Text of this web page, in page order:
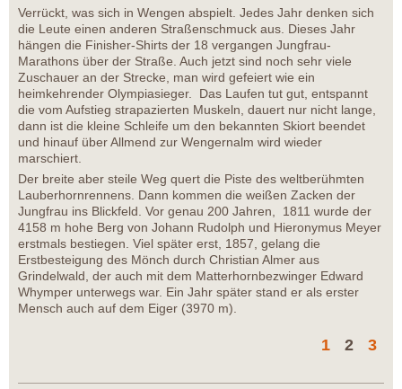
Verrückt, was sich in Wengen abspielt. Jedes Jahr denken sich
die Leute einen anderen Straßenschmuck aus. Dieses Jahr
hängen die Finisher-Shirts der 18 vergangen Jungfrau-
Marathons über der Straße. Auch jetzt sind noch sehr viele
Zuschauer an der Strecke, man wird gefeiert wie ein
heimkehrender Olympiasieger. Das Laufen tut gut, entspannt
die vom Aufstieg strapazierten Muskeln, dauert nur nicht lange,
dann ist die kleine Schleife um den bekannten Skiort beendet
und hinauf über Allmend zur Wengernalm wird wieder
marschiert.
Der breite aber steile Weg quert die Piste des weltberühmten
Lauberhornrennens. Dann kommen die weißen Zacken der
Jungfrau ins Blickfeld. Vor genau 200 Jahren, 1811 wurde der
4158 m hohe Berg von Johann Rudolph und Hieronymus Meyer
erstmals bestiegen. Viel später erst, 1857, gelang die
Erstbesteigung des Mönch durch Christian Almer aus
Grindelwald, der auch mit dem Matterhornbezwinger Edward
Whymper unterwegs war. Ein Jahr später stand er als erster
Mensch auch auf dem Eiger (3970 m).
1 2 3